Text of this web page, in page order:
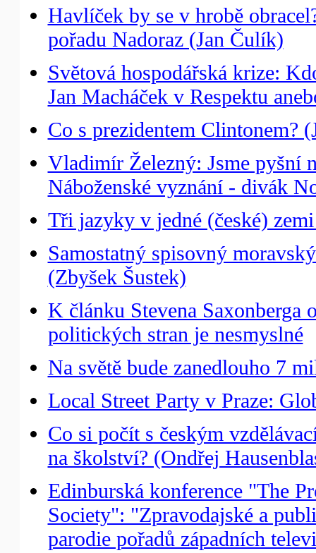
Havlíček by se v hrobě
pořadu Nadoraz (Jan Čulík)
Světová hospodářská krize:
Jan Macháček v Respektu
Co s prezidentem Clintonem?
Vladimír Železný: Jsme pyšní
Náboženské vyznání - divák
Tři jazyky v jedné (české)
Samostatný spisovný
(Zbyšek Šustek)
K článku Stevena Saxonberga
politických stran je nesmyslné
Na světě bude zanedlouho 7
Local Street Party v Praze:
Co si počít s českým
na školství? (Ondřej
Edinburská konference "The
Society": "Zpravodajské a
parodie pořadů západních